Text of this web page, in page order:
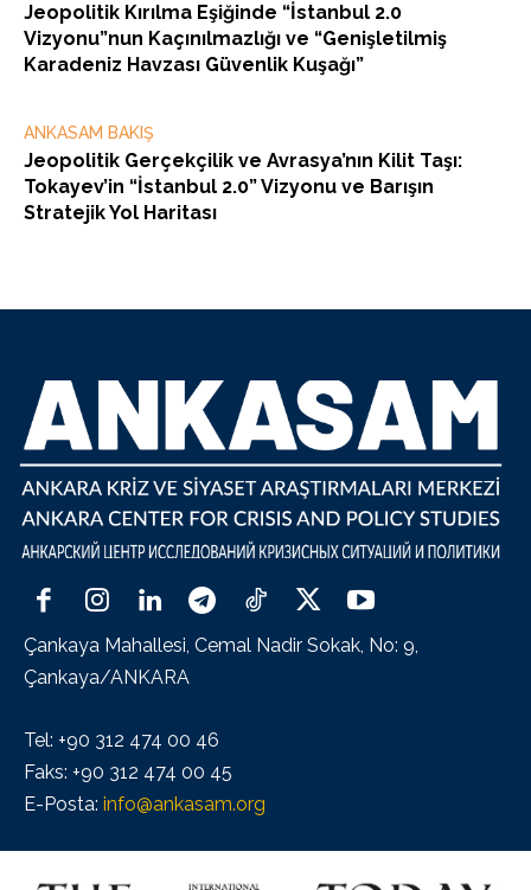
Jeopolitik Kırılma Eşiğinde “İstanbul 2.0
Vizyonu”nun Kaçınılmazlığı ve “Genişletilmiş
Karadeniz Havzası Güvenlik Kuşağı”
ANKASAM BAKIŞ
Jeopolitik Gerçekçilik ve Avrasya’nın Kilit Taşı:
Tokayev’in “İstanbul 2.0” Vizyonu ve Barışın
Stratejik Yol Haritası
Çankaya Mahallesi, Cemal Nadir Sokak, No: 9,
Çankaya/ANKARA
Tel: +90 312 474 00 46
Faks: +90 312 474 00 45
E-Posta: info@ankasam.org